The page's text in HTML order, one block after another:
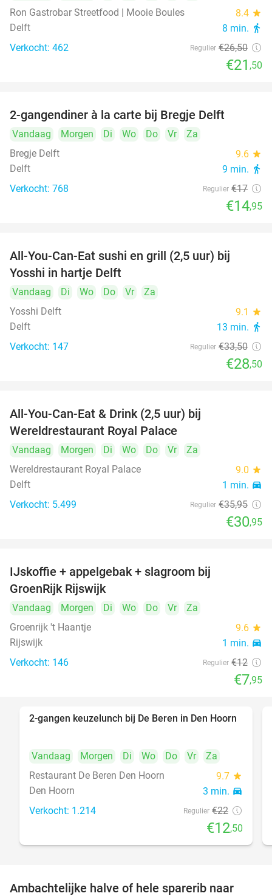
Ron Gastrobar Streetfood | Mooie Boules 8.4 star
Delft 8 min. directions_walk
Verkocht: 462 Regulier €26,50
€21 ,50
2-gangendiner à la carte bij Bregje Delft
Vandaag Morgen Di Wo Do Vr
Za
Bregje Delft
9.6 star
Delft 9 min. directions_walk
Verkocht: 768 Regulier €17
€14,95
All-You-Can-Eat sushi en grill (2,5 uur) bij
Yosshi in hartje Delft
Vandaag Di Wo Do Vr
Za
Yosshi Delft
9.1 star
Delft 13 min. directions_walk
Verkocht: 147 Regulier €33,50
€28,50
All-You-Can-Eat & Drink (2,5 uur) bij
Wereldrestaurant Royal Palace
Vandaag Morgen Di Wo Do Vr
Za
Wereldrestaurant Royal Palace
9.0 star
Delft 1 min. directions_car
Verkocht: 5.499 Regulier €35,95
€30,95
IJskoffie + appelgebak + slagroom bij
GroenRijk Rijswijk
Vandaag Morgen Di Wo Do Vr
Za
Groenrijk 't Haantje
9.6 star
Rijswijk 1 min. directions_car
Verkocht: 146 Regulier €12
€7,95
43%
2-gangen keuzelunch bij De Beren in Den Hoorn
Vandaag Morgen Di Wo Do Vr
Za
Restaurant De Beren Den Hoorn
9.7 star
Den Hoorn 3 min. directions_car
Verkocht: 1.214 Regulier €22
€12,50
Ambachtelijke halve of hele sparerib naar